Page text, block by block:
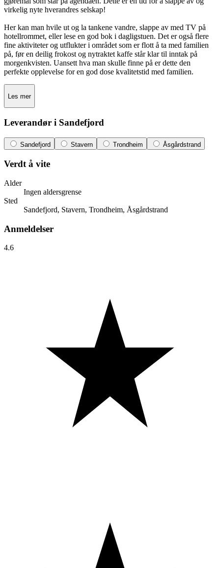
virkelig nyte hverandres selskap!
Her kan man hvile ut og la tankene vandre, slappe av med TV på
hotellrommet, eller lese en god bok i dagligstuen. Det er også flere
fine aktiviteter og utflukter i området som er flott å ta med familien
på, før en deilig frokost og nytraktet kaffe står klar til inntak på
morgenkvisten. Uansett hva man skulle finne på er dette den
perfekte opplevelse for en god dose kvalitetstid med familien.
Les mer
Leverandør i Sandefjord
Sandefjord Stavern Trondheim Åsgårdstrand
Verdt å vite
Alder
Ingen aldersgrense
Sted
Sandefjord, Stavern, Trondheim, Åsgårdstrand
Anmeldelser
4.6